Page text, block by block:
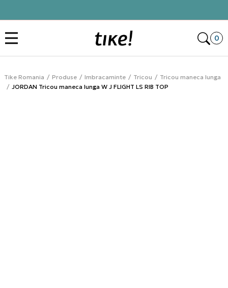
0
Tike Romania Produse Imbracaminte Tricou
Tricou maneca lunga
JORDAN Tricou maneca lunga W J FLIGHT LS RIB TOP